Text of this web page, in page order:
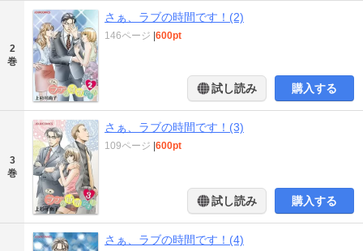
2
巻
さぁ、ラブの時間です！(2)
146ページ |600pt
試し読み 購入する
3
巻
さぁ、ラブの時間です！(3)
109ページ |600pt
試し読み 購入する
さぁ、ラブの時間です！(4)